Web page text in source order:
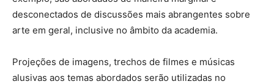
desconectados de discussões mais abrangentes sobre
arte em geral, inclusive no âmbito da academia.
Projeções de imagens, trechos de filmes e músicas
alusivas aos temas abordados serão utilizadas no